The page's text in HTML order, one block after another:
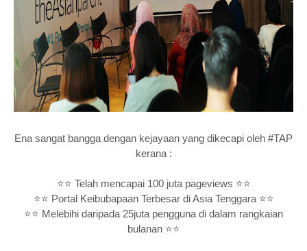
Ena sangat bangga dengan kejayaan yang dikecapi oleh #TAP
kerana :
⭐⭐ Telah mencapai 100 juta pageviews ⭐⭐
⭐⭐ Portal Keibubapaan Terbesar di Asia Tenggara ⭐⭐
⭐⭐ Melebihi daripada 25juta pengguna di dalam rangkaian
bulanan ⭐⭐